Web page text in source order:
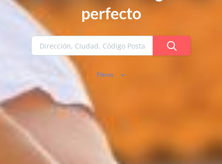
perfecto
Filtros